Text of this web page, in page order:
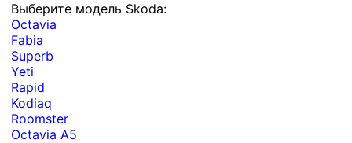
Выберите модель Skoda:
Octavia
Fabia
Superb
Yeti
Rapid
Kodiaq
Roomster
Octavia A5